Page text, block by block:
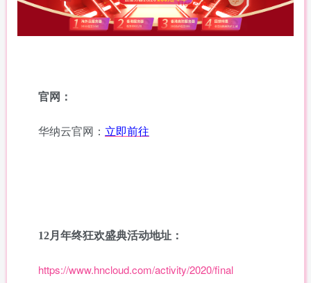
官网：
华纳云官网： 立即前往
12月年终狂欢盛典活动地址：
https://www.hncloud.com/activity/2020/final